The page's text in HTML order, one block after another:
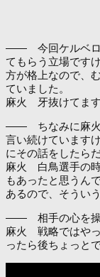
―― 今回ケルベロ
てもらう立場です
方が格上なので、
ていました。
麻火 牙抜けてます
―― ちなみに麻火
言い続けています
にその話をしたら
麻火 白鳥選手の
もあったと思うん
あるので、そうい
―― 相手の心を操
麻火 戦略ではや
ったら後ちょっと